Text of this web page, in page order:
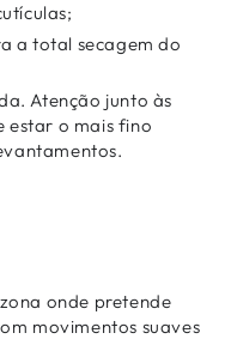
a total secagem do
Atenção junto às
estar o mais fino
onde pretende
movimentos suaves